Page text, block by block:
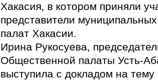
Хакасия, в котором приняли
представители
палат Хакасии.
Ирина Рукосуева,
Общественной палаты Усть-
выступила с докладом на